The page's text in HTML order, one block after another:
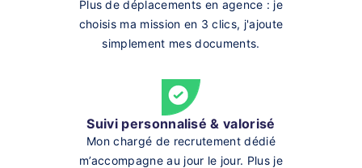
Plus de déplacements en agence : je
choisis ma mission en 3 clics, j'ajoute
simplement mes documents.
Suivi personnalisé & valorisé
Mon chargé de recrutement dédié
m’accompagne au jour le jour. Plus je